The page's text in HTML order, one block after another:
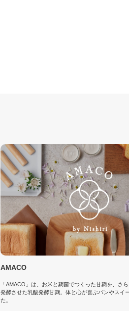
AMACO
「AMACO」は、お米と麹菌でつくった甘麹を、さ
発酵させた乳酸発酵甘麹。体と心が喜ぶパンやスイ
た。